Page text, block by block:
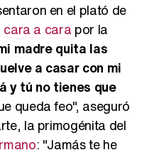
en el plató de
cara a cara por la
madre quita las
a casar con mi
y tú no tienes que
queda feo", aseguró
la primogénita del
: "Jamás te he